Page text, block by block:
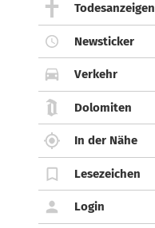
Todesanzeigen
Newsticker
Verkehr
Dolomiten
In der Nähe
Lesezeichen
Login